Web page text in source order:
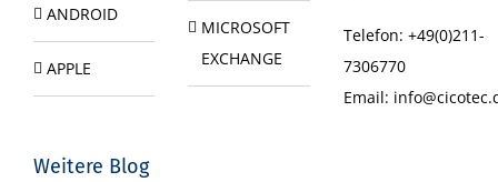
ANDROID
APPLE
Weitere Blog
MICROSOFT
EXCHANGE
Telefon: +49(0)211-
7306770
Email: